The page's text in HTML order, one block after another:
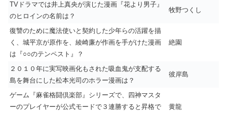
TVドラマでは井上真央が演じた漫画『花より男子』
のヒロインの名前は？
牧野つくし
復讐のために魔法使いと契約した少年らの活躍を描
く、城平京が原作を、綾崎廉が作画を手がけた漫画
は『○○のテンペスト』？
絶園
２０１０年に実写映画化もされた吸血鬼が支配する
島を舞台にした松本光司のホラー漫画は？
彼岸島
ゲーム『麻雀格闘倶楽部』シリーズで、四神マスタ
ーのプレイヤーが公式モードで３連勝すると昇格で
黄龍